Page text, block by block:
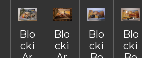
Blo
cki
Blo
cki
Blo
cki
Blo
cki